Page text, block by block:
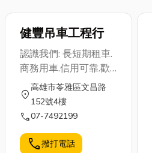
健豐吊車工程行
認識我們: 長短期租車.
商務用車.信用可靠.歡
迎來電洽詢
location_on
高雄市苓雅區文昌路
152號4樓
call07-7492199
call撥打電話